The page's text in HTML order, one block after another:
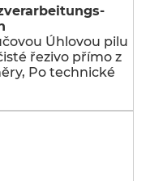
Úhlovou pilu
řezivo přímo z
Po technické